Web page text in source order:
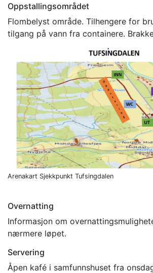
Oppstallingsområdet
Flombelyst område. Tilhengere for
tilgang på vann fra containere.
Arenakart Sjekkpunkt Tufsingdalen
Overnatting
Informasjon om
nærmere løpet.
Servering
Åpen kafé i samfunnshuset fra